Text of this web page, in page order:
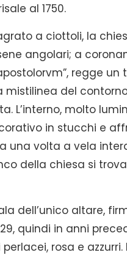
al 1750.
a ciottoli, la
angolari; a
regge
del
L’interno, molto
in stucchi e
una volta a vela
della chiesa si
dell’unico altare,
quindi in anni
rosa e